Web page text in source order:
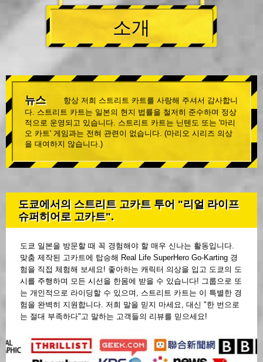
소개
뉴스
항상 저희 스트리트 카트를 사랑해 주셔서 감사합니
다. 스트리트 카트는 일본의 현지 법률을 철저히 준수하며 정상
적으로 운영되고 있습니다. 스트리트 카트는 닌텐도 또는 '마리
오 카트' 게임과는 전혀 관련이 없습니다. (마리오 시리즈 의상
을 대여하지 않습니다.)
도쿄에서의 스트리트 고카트 투어 "리얼 라이프
슈퍼히어로 고카트".
도쿄 일본을 방문할 때 꼭 경험해야 할 매우 신나는 활동입니다.
맞춤 제작된 고카트에 탑승해 Real Life SuperHero Go-Karting 경
험을 직접 체험해 보세요! 좋아하는 캐릭터 의상을 입고 도쿄의 도
시를 주행하며 모든 시선을 한몸에 받을 수 있습니다! 그룹으로 또
는 개인적으로 라이딩할 수 있으며, 스트리트 카트는 이 특별한 경
험을 완벽히 지원합니다. 저희 말을 믿지 마세요, 대신 "한 번으로
는 절대 부족하다"고 말하는 고객들의 리뷰를 믿으세요!